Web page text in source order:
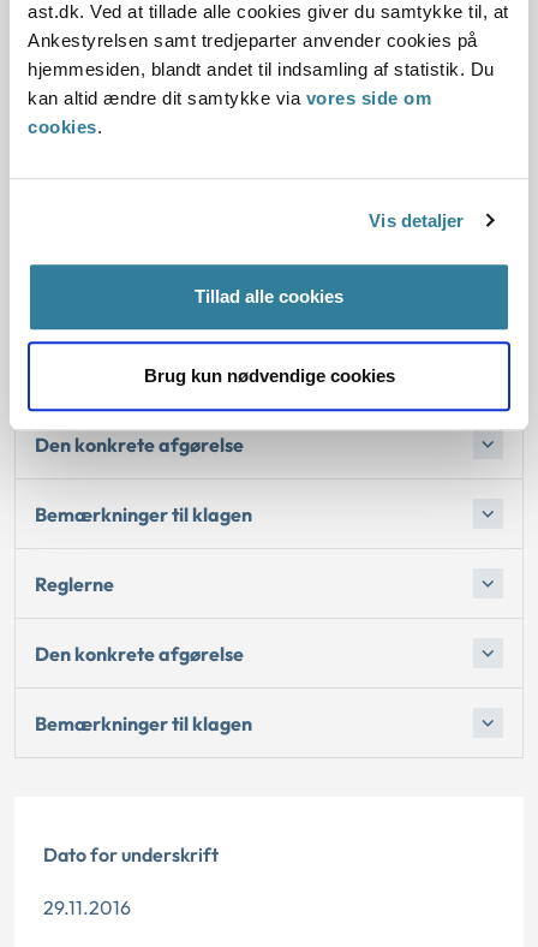
ast.dk. Ved at tillade alle cookies giver du samtykke til, at
Ankestyrelsen samt tredjeparter anvender cookies på
hjemmesiden, blandt andet til indsamling af statistik. Du
kan altid ændre dit samtykke via vores side om
cookies.
Vis detaljer
Tillad alle cookies
Brug kun nødvendige cookies
Baggrund for at behandle sagen principielt
Ankestyrelsen har behandlet sagen principielt for at
afklare, hvornår og hvordan varigheden af et
kan forlænges. Afgørelsen skal desuden afklare, hvilken
betydning det har i forhold til en borger, der er over 40 år.
Baggrund for at behandle sagen principielt
Den konkrete afgørelse
Bemærkninger til klagen
Reglerne
Den konkrete afgørelse
Bemærkninger til klagen
Dato for underskrift
29.11.2016